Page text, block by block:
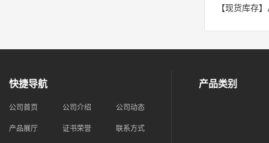
【现货库存
快捷导航
公司首页 公司介绍 公司动态
产品展厅 证书荣誉 联系方式
产品类别